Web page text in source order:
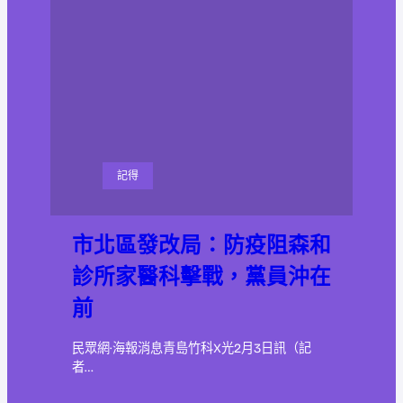
記得
市北區發改局：防疫阻森和
診所家醫科擊戰，黨員沖在
前
民眾網·海報消息青島竹科X光2月3日訊（記
者…